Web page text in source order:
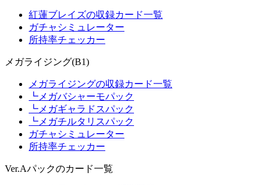
紅蓮ブレイズの収録カード一覧
ガチャシミュレーター
所持率チェッカー
メガライジング(B1)
メガライジングの収録カード一覧
┗メガバシャーモパック
┗メガギャラドスパック
┗メガチルタリスパック
ガチャシミュレーター
所持率チェッカー
Ver.Aパックのカード一覧